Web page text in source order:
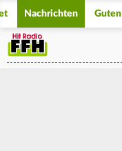
Nachrichten